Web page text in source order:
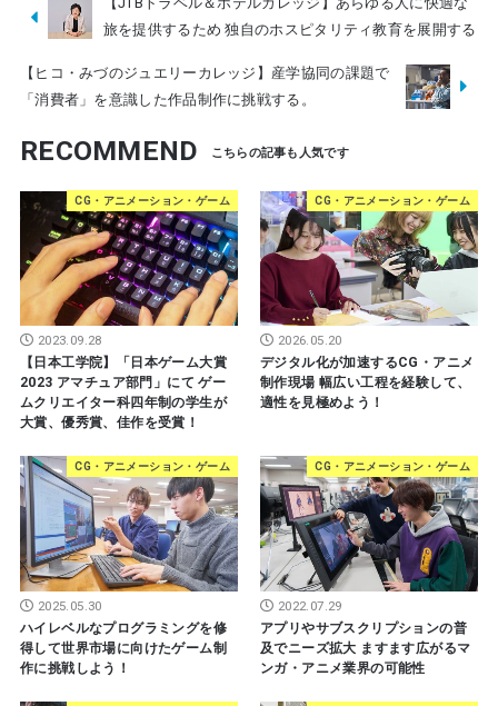
旅を提供するため 独自のホスピタリティ教育を展開する
【ヒコ・みづのジュエリーカレッジ】産学協同の課題で
「消費者」を意識した作品制作に挑戦する。
RECOMMEND
CG・アニメーション・ゲーム
2023.09.28
【日本工学院】「日本ゲーム大賞
2023 アマチュア部門」にて ゲー
ムクリエイター科四年制の学生が
大賞、優秀賞、佳作を受賞！
CG・アニメーション・ゲーム
2026.05.20
デジタル化が加速するCG・アニメ
制作現場 幅広い工程を経験して、
適性を見極めよう！
CG・アニメーション・ゲーム
2025.05.30
ハイレベルなプログラミングを修
得して世界市場に向けたゲーム制
作に挑戦しよう！
CG・アニメーション・ゲーム
2022.07.29
アプリやサブスクリプションの普
及でニーズ拡大 ますます広がるマ
ンガ・アニメ業界の可能性